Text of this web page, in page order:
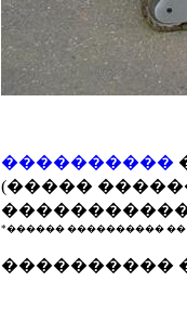
����������
(�����
*������ ���������� ��
����������